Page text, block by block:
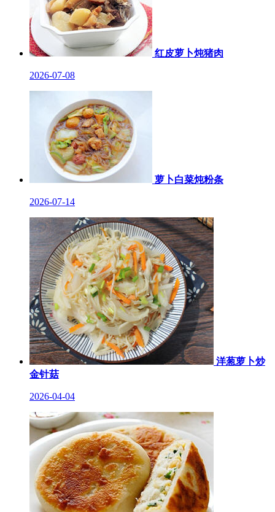
红皮萝卜炖猪肉
2026-07-08
萝卜白菜炖粉条
2026-07-14
洋葱萝卜炒
金针菇
2026-04-04